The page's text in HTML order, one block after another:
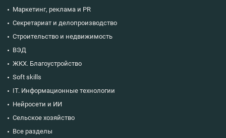
Маркетинг, реклама и PR
Секретариат и делопроизводство
Строительство и недвижимость
ВЭД
ЖКХ. Благоустройство
Soft skills
IT. Информационные технологии
Нейросети и ИИ
Сельское хозяйство
Все разделы